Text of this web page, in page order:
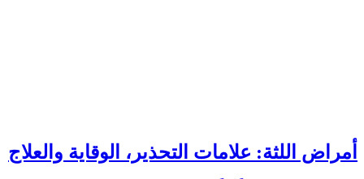
أمراض اللثة: علامات التحذير، الوقاية والعلاج